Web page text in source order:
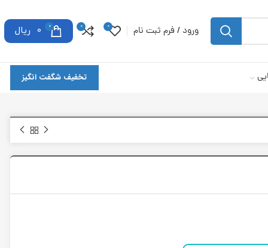
ورود / فرم ثبت نام 0
0
0
0 ریال
تخفیف شگفت انگیز